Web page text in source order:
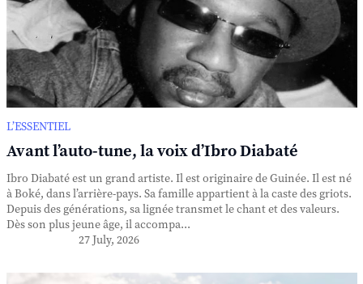
L’ESSENTIEL
Avant l’auto-tune, la voix d’Ibro Diabaté
Ibro Diabaté est un grand artiste. Il est originaire de Guinée. Il est né
à Boké, dans l’arrière-pays. Sa famille appartient à la caste des griots.
Depuis des générations, sa lignée transmet le chant et des valeurs.
Dès son plus jeune âge, il accompa...
27 July, 2026